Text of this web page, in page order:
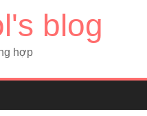
blog
hợp